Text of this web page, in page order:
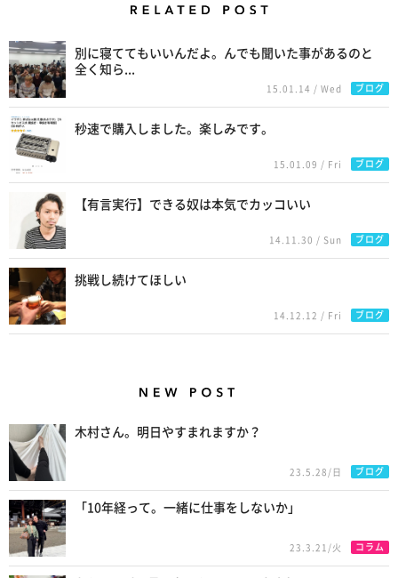
別に寝ててもいいんだよ。んでも聞いた事があるのと
全く知ら...
15.01.14 / Wed ブログ
秒速で購入しました。楽しみです。
15.01.09 / Fri ブログ
【有言実行】できる奴は本気でカッコいい
14.11.30 / Sun ブログ
挑戦し続けてほしい
14.12.12 / Fri ブログ
木村さん。明日やすまれますか？
23.5.28/日 ブログ
「10年経って。一緒に仕事をしないか」
23.3.21/火 コラム